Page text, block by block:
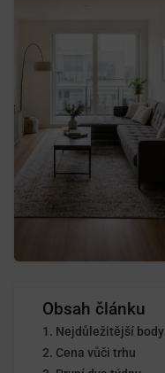
Obsah článku
Nejdůležitější body
Cena vůči trhu